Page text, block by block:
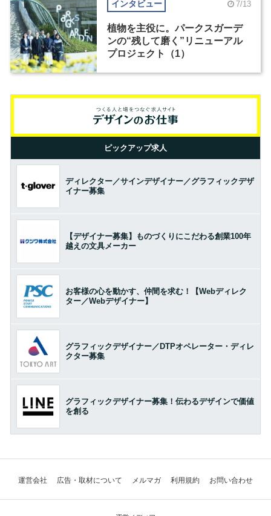
インタビュー 7/13
植物を主役に。パークスガーデ
ンの“残して磨く”リニューアル
プロジェクト（1）
ピックアップ求人
ディレクター／サインデザイナー／グラフィックデザ
イナー募集
【デザイナー募集】ものづくりにこだわる創業100年
越えの文具メーカー
お客様の心を動かす、仲間を求む！【Webディレク
ター／Webデザイナー】
グラフィックデザイナー／DTPオペレーター・ディレ
クター募集
グラフィックデザイナー募集！伝わるデザインで価値
を創る
運営会社 広告・取材について メルマガ 利用規約 お問い合わせ